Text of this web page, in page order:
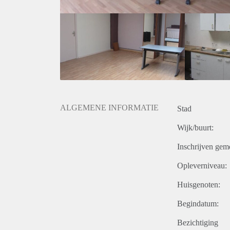
ALGEMENE INFORMATIE Stad
Wijk/buurt:
Inschrijven
Opleverniveau:
Huisgenoten:
Begindatum:
Bezichtiging